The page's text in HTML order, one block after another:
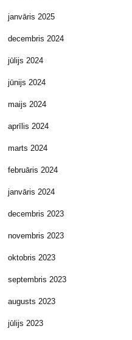
janvāris 2025
decembris 2024
jūlijs 2024
jūnijs 2024
maijs 2024
aprīlis 2024
marts 2024
februāris 2024
janvāris 2024
decembris 2023
novembris 2023
oktobris 2023
septembris 2023
augusts 2023
jūlijs 2023